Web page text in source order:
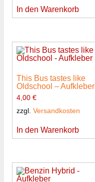
In den Warenkorb
This Bus tastes like
Oldschool – Aufkleber
4,00 €
zzgl. Versandkosten
In den Warenkorb